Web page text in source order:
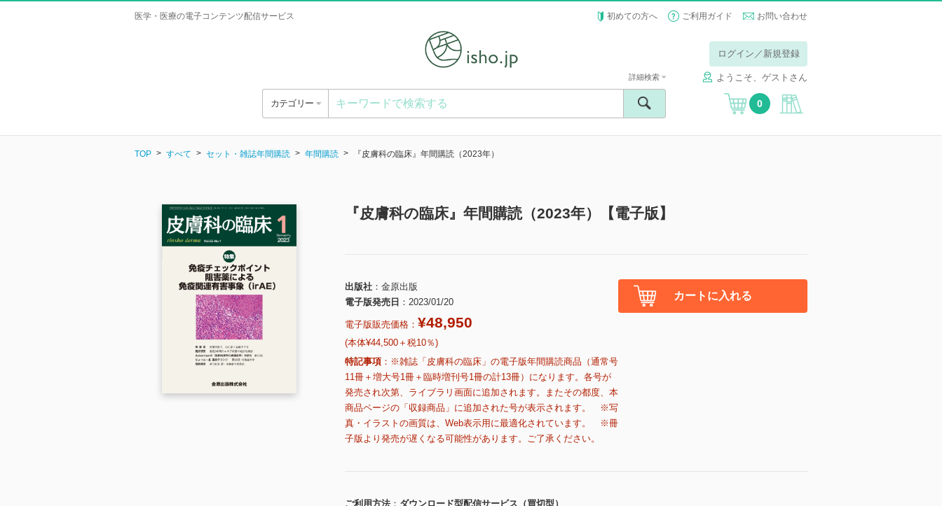
医学・医療の電子コンテンツ配信サービス 初めての方へ ご利用ガイド お問い合わせ
ログイン／新規登録
ようこそ、ゲストさん
カテゴリー
詳細検索
0
TOP すべて セット・雑誌年間購読 年間購読 『皮膚科の臨床』年間購読（2023年）
『皮膚科の臨床』年間購読（2023年）【電子版】
出版社
金原出版
電子版発売日
2023/01/20
電子版販売価格： ¥48,950
(本体¥44,500＋税10％)
特記事項
※雑誌「皮膚科の臨床」の電子版年間購読商品（通常号
11冊＋増大号1冊＋臨時増刊号1冊の計13冊）になります。各号が
発売され次第、ライブラリ画面に追加されます。またその都度、本
商品ページの「収録商品」に追加された号が表示されます。 ※写
真・イラストの画質は、Web表示用に最適化されています。 ※冊
子版より発売が遅くなる可能性があります。ご了承ください。
カートに入れる
ご利用方法
ダウンロード型配信サービス（買切型）